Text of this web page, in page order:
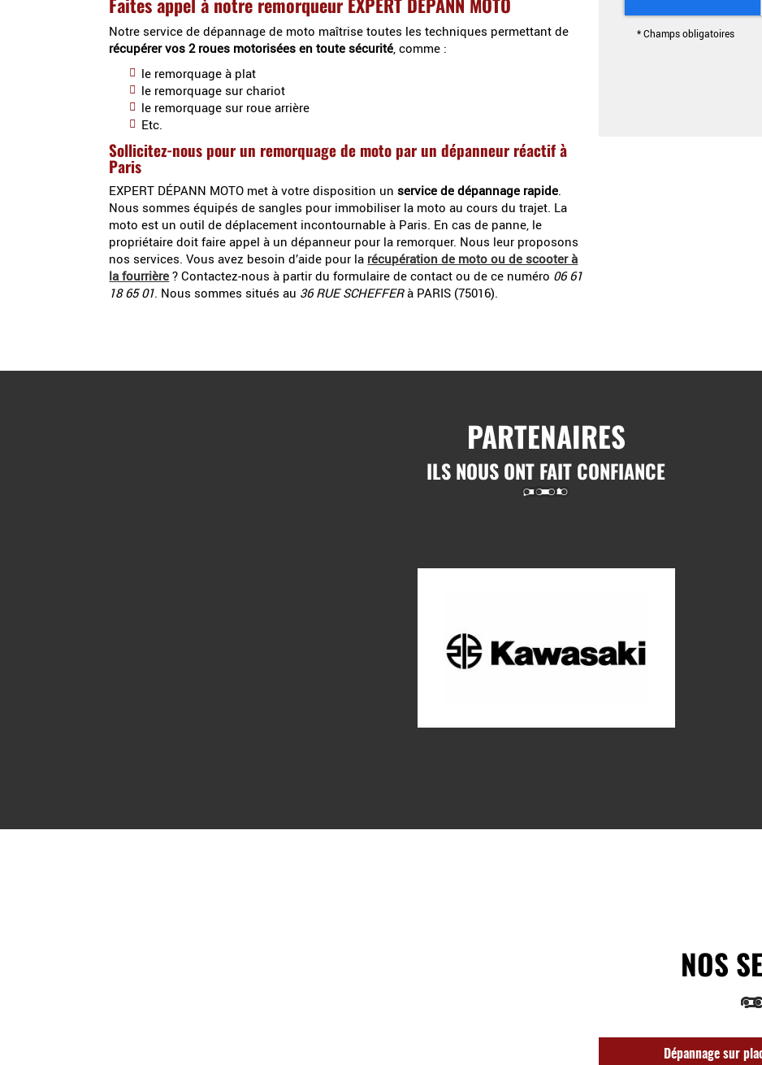
Notre service de dépannage de moto maîtrise toutes les techniques permettant de
récupérer vos 2 roues motorisées en toute sécurité, comme :
le remorquage à plat
le remorquage sur chariot
le remorquage sur roue arrière
Etc.
Sollicitez-nous pour un remorquage de moto par un dépanneur réactif à
Paris
EXPERT DÉPANN MOTO met à votre disposition unservice de dépannage rapide.
Nous sommes équipés de sangles pour immobiliser la moto au cours du trajet. La
moto est un outil de déplacement incontournable à Paris. En cas de panne, le
propriétaire doit faire appel à un dépanneur pour la remorquer. Nous leur proposons
nos services. Vous avez besoin d’aide pour la récupération de moto ou de scooter à
la fourrière ? Contactez-nous à partir du formulaire de contact ou de ce numéro 06 61
18 65 01. Nous sommes situés au 36 RUE SCHEFFERà PARIS (75016).
*Champs obligatoires
PARTENAIRES
ILS NOUS ONT FAIT CONFIANCE
NOS
Dépannage sur